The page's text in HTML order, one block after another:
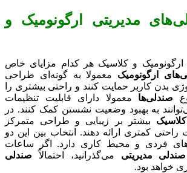
مدیریتی ارگونومیک و
ارگونومیک و کلاسیک هر کدام مزایای خاص
ارگونومیک معمولا به گونه‌ای طراحی
بدن کاربر حمایت کنند و راحتی بیشتری را
صندلی‌ها معمولا دارای قابلیت تنظیمات
به بهبود وضعیت نشستن کمک کنند. در
بیشتر بر زیبایی و طراحی متمرکز
کمتری ارائه دهند. انتخاب بین این دو
فردی و محیط کاری دارد. اگر ساعات
صندلی مدیریتی می‌گذرانید، احتمالاً صندلی
خواهد بود.